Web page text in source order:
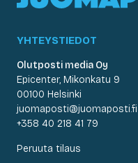
YHTEYSTIEDOT
Olutposti media Oy
Epicenter, Mikonkatu 9
00100 Helsinki
juomaposti@juomaposti.fi
+358 40 218 41 79
Peruuta tilaus